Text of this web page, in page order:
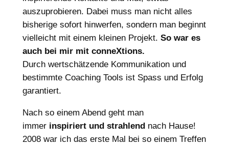
auszuprobieren. Dabei muss man nicht alles
bisherige sofort hinwerfen, sondern man beginnt
vielleicht mit einem kleinen Projekt. So war es
auch bei mir mit conneXtions.
Durch wertschätzende Kommunikation und
bestimmte Coaching Tools ist Spass und Erfolg
garantiert.
Nach so einem Abend geht man
immer inspiriert und strahlend nach Hause!
2008 war ich das erste Mal bei so einem Treffen